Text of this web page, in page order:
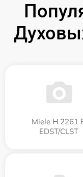
Miele H 2261
EDST/CLST